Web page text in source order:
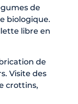
de
biologique.
libre en
de
Visite des
crottins,